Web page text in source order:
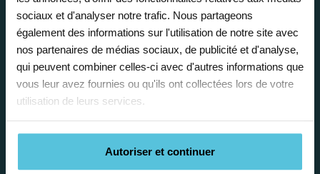
sociaux et d'analyser notre trafic. Nous partageons
également des informations sur l'utilisation de notre site avec
nos partenaires de médias sociaux, de publicité et d'analyse,
qui peuvent combiner celles-ci avec d'autres informations que
vous leur avez fournies ou qu'ils ont collectées lors de votre
utilisation de leurs services.
Autoriser et continuer
Afin de garantir le meilleur
accompagnement, nous organisons votre
emploi du temps en fonction de votre profil,
vos disponibilités et votre flexibilité.